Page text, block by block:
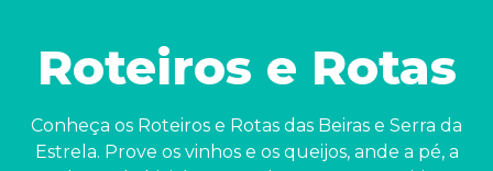
Roteiros e Rotas
Conheça os Roteiros e Rotas das Beiras e Serra da
Estrela. Prove os vinhos e os queijos, ande a pé, a